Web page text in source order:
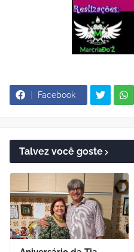
Facebook
Talvez você goste